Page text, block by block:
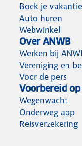
Boek je vakantie
Auto huren
Webwinkel
Over ANWB
Werken bij
Vereniging en
Voor de pers
Voorbereid op
Wegenwacht
Onderweg app
Reisverzekering